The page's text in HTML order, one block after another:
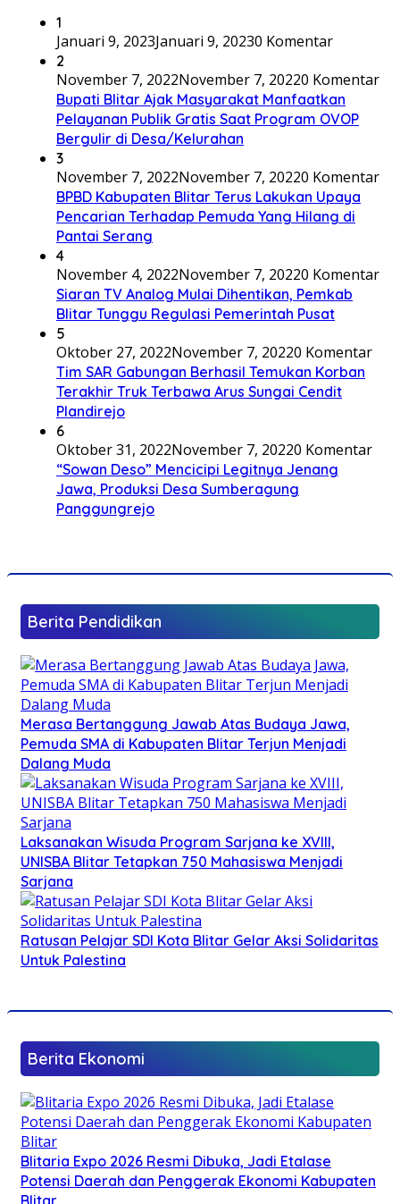
1
Januari 9, 2023Januari 9, 20230 Komentar
2
November 7, 2022November 7, 20220 Komentar
Bupati Blitar Ajak Masyarakat Manfaatkan
Pelayanan Publik Gratis Saat Program OVOP
Bergulir di Desa/Kelurahan
3
November 7, 2022November 7, 20220 Komentar
BPBD Kabupaten Blitar Terus Lakukan Upaya
Pencarian Terhadap Pemuda Yang Hilang di
Pantai Serang
4
November 4, 2022November 7, 20220 Komentar
Siaran TV Analog Mulai Dihentikan, Pemkab
Blitar Tunggu Regulasi Pemerintah Pusat
5
Oktober 27, 2022November 7, 20220 Komentar
Tim SAR Gabungan Berhasil Temukan Korban
Terakhir Truk Terbawa Arus Sungai Cendit
Plandirejo
6
Oktober 31, 2022November 7, 20220 Komentar
“Sowan Deso” Mencicipi Legitnya Jenang
Jawa, Produksi Desa Sumberagung
Panggungrejo
Berita Pendidikan
Merasa Bertanggung Jawab Atas Budaya Jawa,
Pemuda SMA di Kabupaten Blitar Terjun Menjadi
Dalang Muda
Laksanakan Wisuda Program Sarjana ke XVIII,
UNISBA Blitar Tetapkan 750 Mahasiswa Menjadi
Sarjana
Ratusan Pelajar SDI Kota Blitar Gelar Aksi Solidaritas
Untuk Palestina
Berita Ekonomi
Blitaria Expo 2026 Resmi Dibuka, Jadi Etalase
Potensi Daerah dan Penggerak Ekonomi Kabupaten
Blitar